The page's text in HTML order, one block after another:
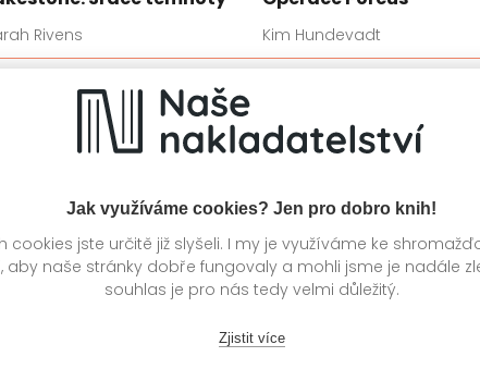
Jak využíváme cookies? Jen pro dobro knih!
cookies jste určitě již slyšeli. I my je využíváme ke
aby naše stránky dobře fungovaly a mohli jsme je nadále
souhlas je pro nás tedy velmi důležitý.
Zjistit více
Rivens
599Kč
Kim Hundevadt